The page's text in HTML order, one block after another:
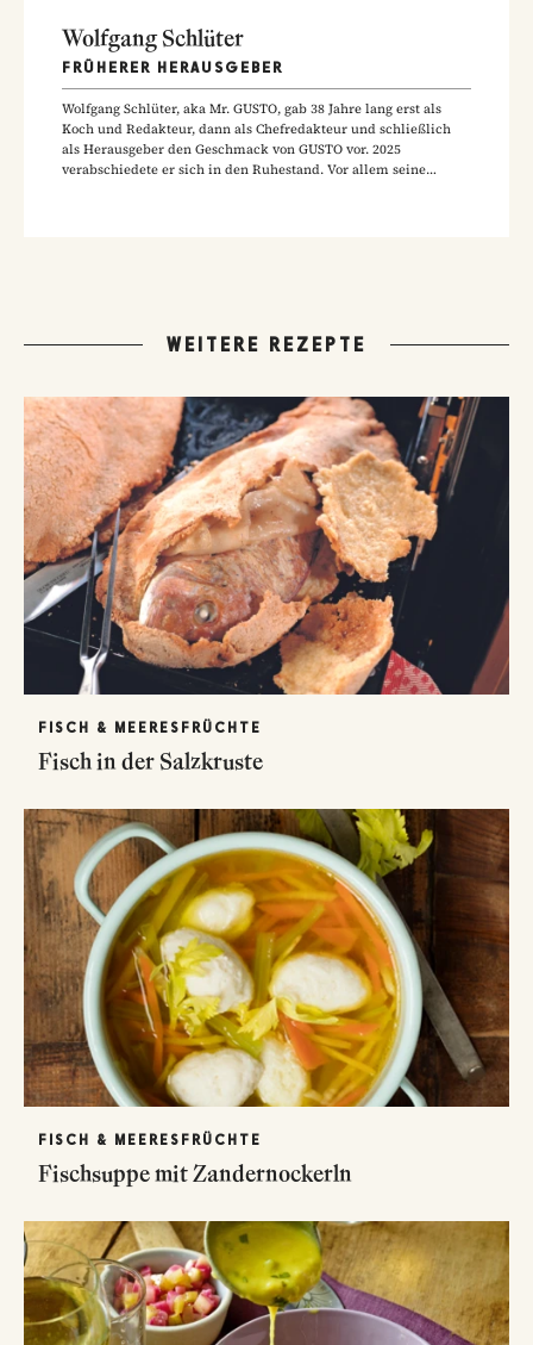
Wolfgang Schlüter
FRÜHERER HERAUSGEBER
Wolfgang Schlüter, aka Mr. GUSTO, gab 38 Jahre lang erst als
Koch und Redakteur, dann als Chefredakteur und schließlich
als Herausgeber den Geschmack von GUSTO vor. 2025
verabschiedete er sich in den Ruhestand. Vor allem seine
WEITERE REZEPTE
FISCH & MEERESFRÜCHTE
Fisch in der Salzkruste
FISCH & MEERESFRÜCHTE
Fischsuppe mit Zandernockerln